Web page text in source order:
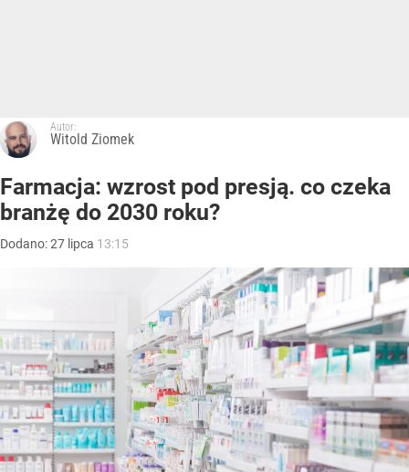
Autor:
Witold Ziomek
Farmacja: wzrost pod presją. co czeka
branżę do 2030 roku?
Dodano:27 lipca 13:15